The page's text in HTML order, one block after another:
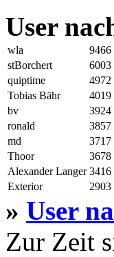
User
wla
9466
stBorchert
6003
quiptime
4972
Tobias Bähr
4019
bv
3924
ronald
3857
md
3717
Thoor
3678
Alexander Langer 3416
Exterior
2903
» User
Zur Zeit